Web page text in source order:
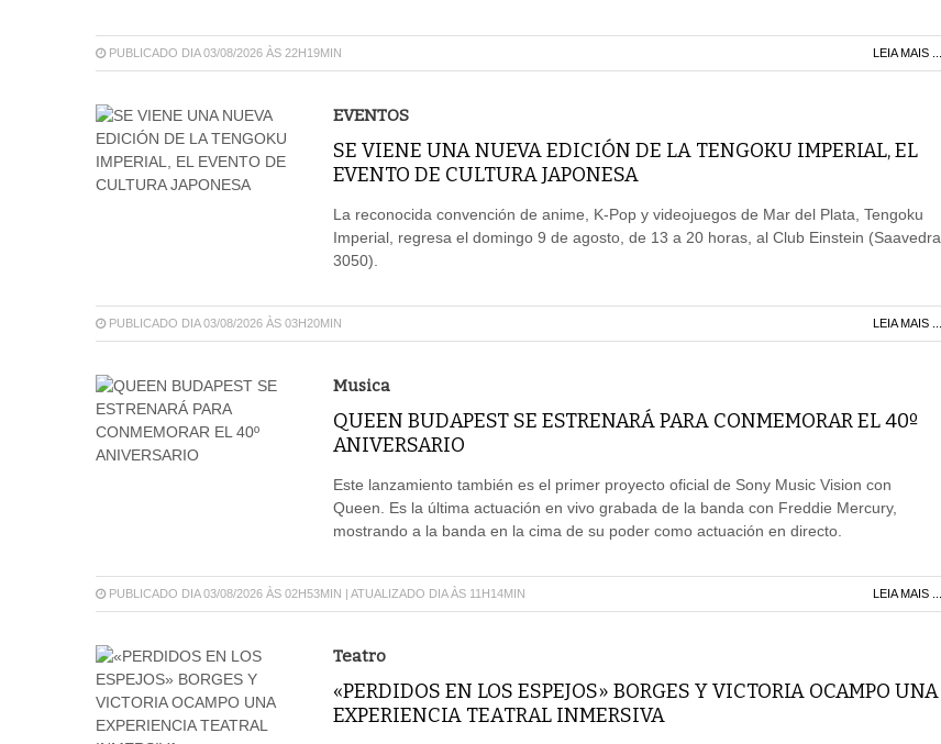
PUBLICADO DIA 03/08/2026 ÀS 22H19MIN LEIA MAIS ...
EVENTOS
SE VIENE UNA NUEVA EDICIÓN DE LA TENGOKU IMPERIAL, EL
EVENTO DE CULTURA JAPONESA
La reconocida convención de anime, K-Pop y videojuegos de Mar del Plata, Tengoku
Imperial, regresa el domingo 9 de agosto, de 13 a 20 horas, al Club Einstein (Saavedra
3050).
PUBLICADO DIA 03/08/2026 ÀS 03H20MIN LEIA MAIS ...
Musica
QUEEN BUDAPEST SE ESTRENARÁ PARA CONMEMORAR EL 40º
ANIVERSARIO
Este lanzamiento también es el primer proyecto oficial de Sony Music Vision con
Queen. Es la última actuación en vivo grabada de la banda con Freddie Mercury,
mostrando a la banda en la cima de su poder como actuación en directo.
PUBLICADO DIA 03/08/2026 ÀS 02H53MIN | ATUALIZADO DIA ÀS 11H14MIN LEIA MAIS ...
Teatro
«PERDIDOS EN LOS ESPEJOS» BORGES Y VICTORIA OCAMPO UNA
EXPERIENCIA TEATRAL INMERSIVA